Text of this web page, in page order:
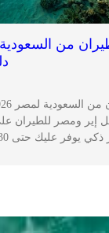
إير ومصر للطيران
عليك حتى 30% من سعر التذكرة.